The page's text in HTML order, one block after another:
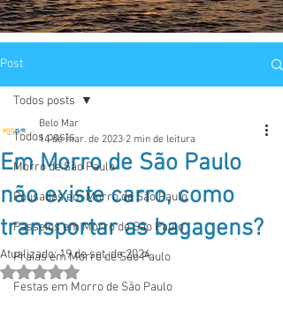
Post
Todos posts
Morro de São Paulo
Pousadas em Morro de São Paulo
Passeios em Morro de São Paulo
Praias em Morro de São Paulo
Festas em Morro de São Paulo
Todos posts
Em Morro de São Paulo
não existe carro, como
transportar as bagagens?
Belo Mar
14 de mar. de 2023 2 min de leitura
Atualizado:19 de set. de 2024
Avaliado com NaN de 5 estrelas.